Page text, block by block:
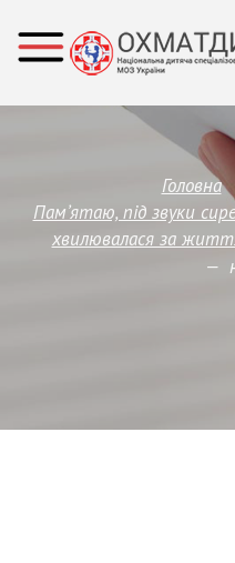
Головна
Памʼятаю, під звуки
хвилювалася за
—